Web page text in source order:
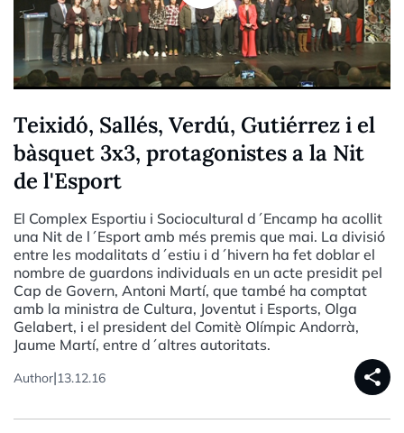
Teixidó, Sallés, Verdú, Gutiérrez i el
bàsquet 3x3, protagonistes a la Nit
de l'Esport
El Complex Esportiu i Sociocultural d´Encamp ha acollit
una Nit de l´Esport amb més premis que mai. La divisió
entre les modalitats d´estiu i d´hivern ha fet doblar el
nombre de guardons individuals en un acte presidit pel
Cap de Govern, Antoni Martí, que també ha comptat
amb la ministra de Cultura, Joventut i Esports, Olga
Gelabert, i el president del Comitè Olímpic Andorrà,
Jaume Martí, entre d´altres autoritats.
Author|13.12.16 share